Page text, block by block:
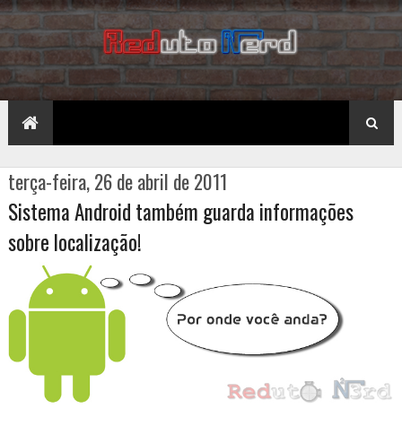
terça-feira, 26 de abril de 2011
Sistema Android também guarda informações
sobre localização!